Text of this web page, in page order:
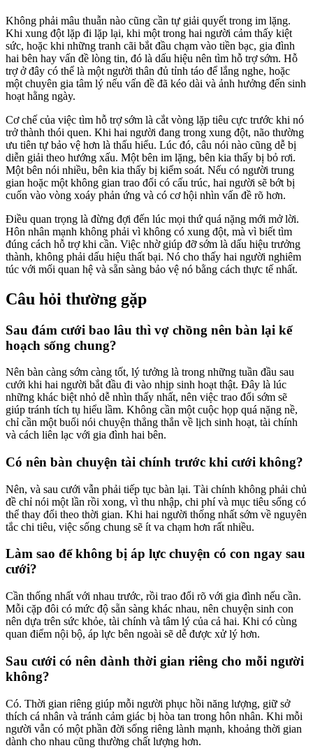
Không phải mâu thuẫn nào cũng cần tự giải quyết trong im lặng.
Khi xung đột lặp đi lặp lại, khi một trong hai người cảm thấy kiệt
sức, hoặc khi những tranh cãi bắt đầu chạm vào tiền bạc, gia đình
hai bên hay vấn đề lòng tin, đó là dấu hiệu nên tìm hỗ trợ sớm. Hỗ
trợ ở đây có thể là một người thân đủ tỉnh táo để lắng nghe, hoặc
một chuyên gia tâm lý nếu vấn đề đã kéo dài và ảnh hưởng đến sinh
hoạt hằng ngày.
Cơ chế của việc tìm hỗ trợ sớm là cắt vòng lặp tiêu cực trước khi nó
trở thành thói quen. Khi hai người đang trong xung đột, não thường
ưu tiên tự bảo vệ hơn là thấu hiểu. Lúc đó, câu nói nào cũng dễ bị
diễn giải theo hướng xấu. Một bên im lặng, bên kia thấy bị bỏ rơi.
Một bên nói nhiều, bên kia thấy bị kiểm soát. Nếu có người trung
gian hoặc một không gian trao đổi có cấu trúc, hai người sẽ bớt bị
cuốn vào vòng xoáy phản ứng và có cơ hội nhìn vấn đề rõ hơn.
Điều quan trọng là đừng đợi đến lúc mọi thứ quá nặng mới mở lời.
Hôn nhân mạnh không phải vì không có xung đột, mà vì biết tìm
đúng cách hỗ trợ khi cần. Việc nhờ giúp đỡ sớm là dấu hiệu trưởng
thành, không phải dấu hiệu thất bại. Nó cho thấy hai người nghiêm
túc với mối quan hệ và sẵn sàng bảo vệ nó bằng cách thực tế nhất.
Câu hỏi thường gặp
Sau đám cưới bao lâu thì vợ chồng nên bàn lại kế
hoạch sống chung?
Nên bàn càng sớm càng tốt, lý tưởng là trong những tuần đầu sau
cưới khi hai người bắt đầu đi vào nhịp sinh hoạt thật. Đây là lúc
những khác biệt nhỏ dễ nhìn thấy nhất, nên việc trao đổi sớm sẽ
giúp tránh tích tụ hiểu lầm. Không cần một cuộc họp quá nặng nề,
chỉ cần một buổi nói chuyện thẳng thắn về lịch sinh hoạt, tài chính
và cách liên lạc với gia đình hai bên.
Có nên bàn chuyện tài chính trước khi cưới không?
Nên, và sau cưới vẫn phải tiếp tục bàn lại. Tài chính không phải chủ
đề chỉ nói một lần rồi xong, vì thu nhập, chi phí và mục tiêu sống có
thể thay đổi theo thời gian. Khi hai người thống nhất sớm về nguyên
tắc chi tiêu, việc sống chung sẽ ít va chạm hơn rất nhiều.
Làm sao để không bị áp lực chuyện có con ngay sau
cưới?
Cần thống nhất với nhau trước, rồi trao đổi rõ với gia đình nếu cần.
Mỗi cặp đôi có mức độ sẵn sàng khác nhau, nên chuyện sinh con
nên dựa trên sức khỏe, tài chính và tâm lý của cả hai. Khi có cùng
quan điểm nội bộ, áp lực bên ngoài sẽ dễ được xử lý hơn.
Sau cưới có nên dành thời gian riêng cho mỗi người
không?
Có. Thời gian riêng giúp mỗi người phục hồi năng lượng, giữ sở
thích cá nhân và tránh cảm giác bị hòa tan trong hôn nhân. Khi mỗi
người vẫn có một phần đời sống riêng lành mạnh, khoảng thời gian
dành cho nhau cũng thường chất lượng hơn.